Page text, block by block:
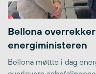
Bellona
energiministeren
Bellona møttte i dag